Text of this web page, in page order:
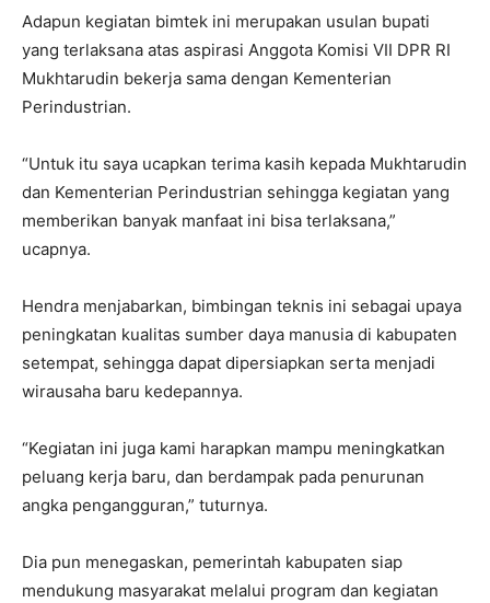
Adapun kegiatan bimtek ini merupakan usulan bupati
yang terlaksana atas aspirasi Anggota Komisi VII DPR RI
Mukhtarudin bekerja sama dengan Kementerian
Perindustrian.
“Untuk itu saya ucapkan terima kasih kepada Mukhtarudin
dan Kementerian Perindustrian sehingga kegiatan yang
memberikan banyak manfaat ini bisa terlaksana,”
ucapnya.
Hendra menjabarkan, bimbingan teknis ini sebagai upaya
peningkatan kualitas sumber daya manusia di kabupaten
setempat, sehingga dapat dipersiapkan serta menjadi
wirausaha baru kedepannya.
“Kegiatan ini juga kami harapkan mampu meningkatkan
peluang kerja baru, dan berdampak pada penurunan
angka pengangguran,” tuturnya.
Dia pun menegaskan, pemerintah kabupaten siap
mendukung masyarakat melalui program dan kegiatan